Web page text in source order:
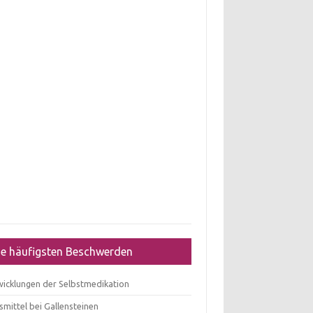
häufigsten Beschwerden
der Selbstmedikation
bei Gallensteinen